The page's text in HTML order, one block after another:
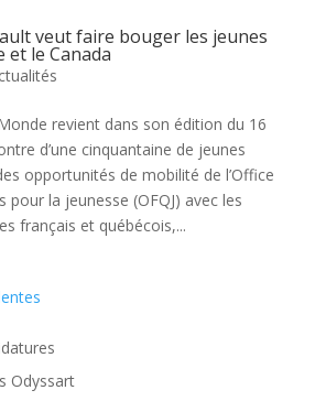
veut faire bouger les jeunes
et le Canada
revient dans son édition du 16
d’une cinquantaine de jeunes
opportunités de mobilité de l’Office
pour la jeunesse (OFQJ) avec les
français et québécois,...
Odyssart